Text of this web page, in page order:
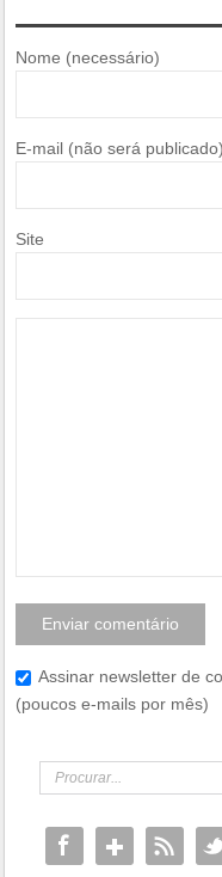
Nome (necessário)
E-mail (não será
Site
Assinar newsletter de
(poucos e-mails por mês)